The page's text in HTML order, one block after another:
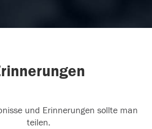
und Erinnerungen sollte man
teilen.